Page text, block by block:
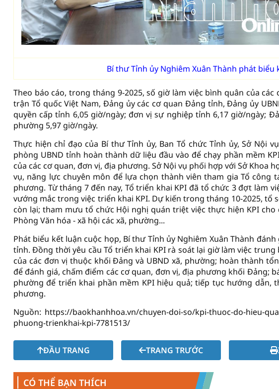
Bí thư Tỉnh ủy Nghiêm Xuân Thành phát biểu
Theo báo cáo, trong tháng 9-2025, số giờ làm việc bình quân của
trận Tổ quốc Việt Nam, Đảng ủy các cơ quan Đảng tỉnh, Đảng ủy
quyền cấp tỉnh 6,05 giờ/ngày; đơn vị sự nghiệp tỉnh 6,17 giờ/ngày;
phường 5,97 giờ/ngày.
Thực hiện chỉ đạo của Bí thư Tỉnh ủy, Ban Tổ chức Tỉnh ủy, Sở Nội
phòng UBND tỉnh hoàn thành dữ liệu đầu vào để chạy phần mềm
của các cơ quan, đơn vị, địa phương. Sở Nội vụ phối hợp với Sở Khoa
vụ, năng lực chuyên môn để lựa chọn thành viên tham gia Tổ công
phương. Từ tháng 7 đến nay, Tổ triển khai KPI đã tổ chức 3 đợt làm
vướng mắc trong việc triển khai KPI. Dự kiến trong tháng 10-2025, tổ
còn lại; tham mưu tổ chức Hội nghị quán triệt việc thực hiện KPI cho
Phòng Văn hóa - xã hội các xã, phường...
Phát biểu kết luận cuộc họp, Bí thư Tỉnh ủy Nghiêm Xuân Thành
tỉnh. Đồng thời yêu cầu Tổ triển khai KPI rà soát lại giờ làm việc trung
của các đơn vị thuộc khối Đảng và UBND xã, phường; hoàn thành
để đánh giá, chấm điểm các cơ quan, đơn vị, địa phương khối Đảng;
phường để triển khai phần mềm KPI hiệu quả; tiếp tục hướng dẫn,
phương.
Nguồn: https://baokhanhhoa.vn/chuyen-doi-so/kpi-thuoc-do-hieu-
phuong-trienkhai-kpi-7781513/
ĐẦU TRANG TRANG TRƯỚC
CÓ THỂ BẠN THÍCH